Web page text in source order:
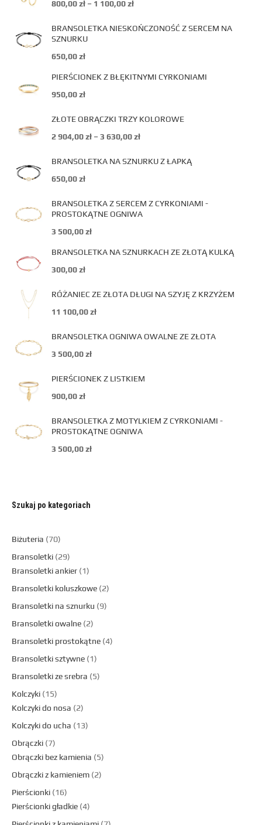
800,00zł – 1 100,00zł
BRANSOLETKA NIESKOŃCZONOŚĆ Z SERCEM NA
SZNURKU
650,00zł
PIERŚCIONEK Z BŁĘKITNYMI CYRKONIAMI
950,00zł
ZŁOTE OBRĄCZKI TRZY KOLOROWE
2 904,00zł – 3 630,00zł
BRANSOLETKA NA SZNURKU Z ŁAPKĄ
650,00zł
BRANSOLETKA Z SERCEM Z CYRKONIAMI -
PROSTOKĄTNE OGNIWA
3 500,00zł
BRANSOLETKA NA SZNURKACH ZE ZŁOTĄ KULKĄ
300,00zł
RÓŻANIEC ZE ZŁOTA DŁUGI NA SZYJĘ Z KRZYŻEM
11 100,00zł
BRANSOLETKA OGNIWA OWALNE ZE ZŁOTA
3 500,00zł
PIERŚCIONEK Z LISTKIEM
900,00zł
BRANSOLETKA Z MOTYLKIEM Z CYRKONIAMI -
PROSTOKĄTNE OGNIWA
3 500,00zł
Szukaj po kategoriach
Biżuteria
70
Bransoletki 29
Bransoletki ankier 1
Bransoletki koluszkowe 2
Bransoletki na sznurku
9
Bransoletki owalne 2
Bransoletki prostokątne 4
Bransoletki sztywne 1
Bransoletki ze srebra
5
Kolczyki 15
Kolczyki do nosa
2
Kolczyki do ucha
13
Obrączki 7
Obrączki bez kamienia
5
Obrączki z kamieniem 2
Pierścionki 16
Pierścionki gładkie 4